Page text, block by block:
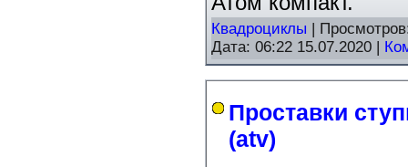
Квадроциклы |
Дата: 06:22 15.07.2020 |
Проставки
(atv)